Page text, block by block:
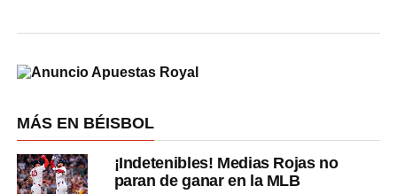
MÁS EN BÉISBOL
¡Indetenibles! Medias Rojas no
paran de ganar en la MLB